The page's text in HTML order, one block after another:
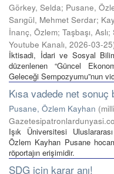
Görkey, Selda; Pusane,
Sarıgül, Mehmet Serdar;
İnanç, Özlem; Taşbaşı,
Youtube Kanalı, 2026-03-25
İktisadi, İdari ve Sosyal
düzenlenen “Güncel
Geleceği Sempozyumu”nun
Kısa vadede net
Pusane, Özlem Kayhan (
Işık Üniversitesi
Özlem Kayhan Pusane
röportajın erişimidir.
SDG için karar anı!